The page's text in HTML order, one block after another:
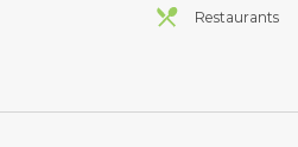
Restaurants